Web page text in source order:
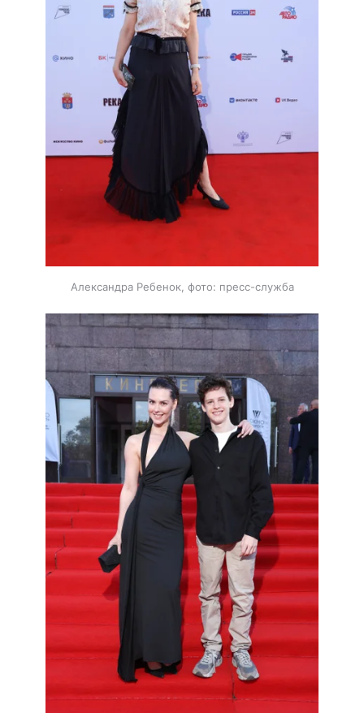
Александра Ребенок, фото: пресс-служба